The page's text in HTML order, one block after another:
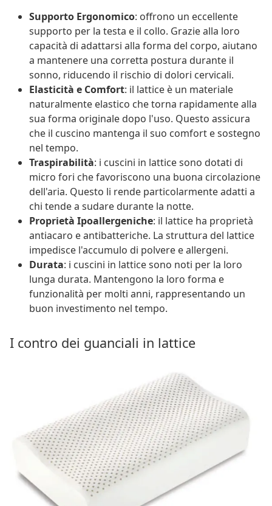
Supporto Ergonomico: offrono un eccellente
supporto per la testa e il collo. Grazie alla loro
capacità di adattarsi alla forma del corpo, aiutano
a mantenere una corretta postura durante il
sonno, riducendo il rischio di dolori cervicali.
Elasticità e Comfort: il lattice è un materiale
naturalmente elastico che torna rapidamente alla
sua forma originale dopo l'uso. Questo assicura
che il cuscino mantenga il suo comfort e sostegno
nel tempo.
Traspirabilità: i cuscini in lattice sono dotati di
micro fori che favoriscono una buona circolazione
dell'aria. Questo li rende particolarmente adatti a
chi tende a sudare durante la notte.
Proprietà Ipoallergeniche: il lattice ha proprietà
antiacaro e antibatteriche. La struttura del lattice
impedisce l'accumulo di polvere e allergeni.
Durata: i cuscini in lattice sono noti per la loro
lunga durata. Mantengono la loro forma e
funzionalità per molti anni, rappresentando un
buon investimento nel tempo.
I contro dei guanciali in lattice